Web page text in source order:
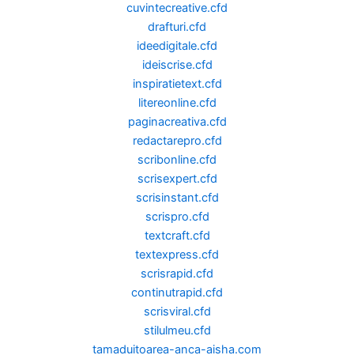
cuvintecreative.cfd
drafturi.cfd
ideedigitale.cfd
ideiscrise.cfd
inspiratietext.cfd
litereonline.cfd
paginacreativa.cfd
redactarepro.cfd
scribonline.cfd
scrisexpert.cfd
scrisinstant.cfd
scrispro.cfd
textcraft.cfd
textexpress.cfd
scrisrapid.cfd
continutrapid.cfd
scrisviral.cfd
stilulmeu.cfd
tamaduitoarea-anca-aisha.com